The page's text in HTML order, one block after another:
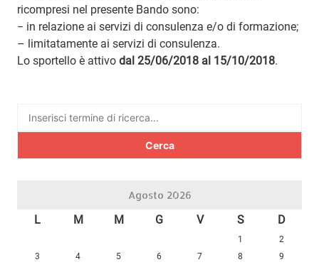
ricompresi nel presente Bando sono:
− in relazione ai servizi di consulenza e/o di formazione;
– limitatamente ai servizi di consulenza.
Lo sportello è attivo dal 25/06/2018 al 15/10/2018.
Ricerca
Agosto 2026
L M M G V S D
1
2
3
4 5 6 7 8
9